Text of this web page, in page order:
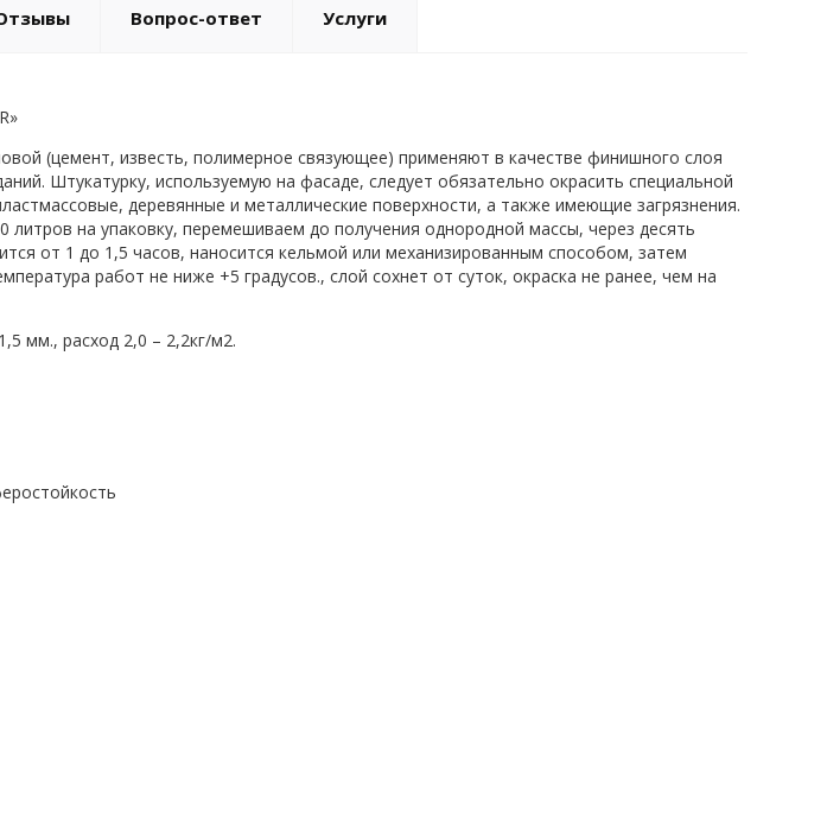
Вопрос-ответ Услуги
(цемент, известь, полимерное связующее) применяют в качестве финишного слоя
Штукатурку, используемую на фасаде, следует обязательно окрасить специальной
деревянные и металлические поверхности, а также имеющие загрязнения.
литров на упаковку, перемешиваем до получения однородной массы, через десять
от 1 до 1,5 часов, наносится кельмой или механизированным способом, затем
работ не ниже +5 градусов., слой сохнет от суток, окраска не ранее, чем на
мм., расход 2,0 – 2,2кг/м2.